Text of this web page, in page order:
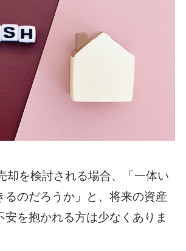
却を検討される場合、「一体い
るのだろうか」と、将来の資産
安を抱かれる方は少なくありま